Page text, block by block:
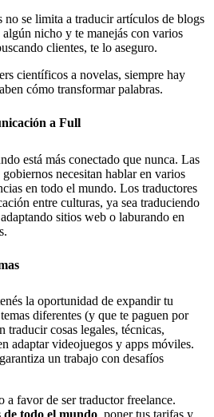
no se limita a traducir artículos de blogs
nicho y te manejás con varios
clientes, te lo aseguro.
científicos a novelas, siempre hay
cómo transformar palabras.
a Full
está más conectado que nunca. Las
necesitan hablar en varios
en todo el mundo. Los traductores
entre culturas, ya sea traduciendo
sitios web o laburando en
la oportunidad de expandir tu
diferentes (y que te paguen por
traducir cosas legales, técnicas,
adaptar videojuegos y apps móviles.
un trabajo con desafíos
favor de ser traductor freelance.